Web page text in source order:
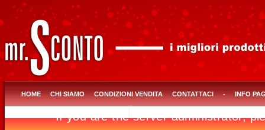
HOME CHI SIAMO CONDIZIONI VENDITA CONTATTACI - INFO